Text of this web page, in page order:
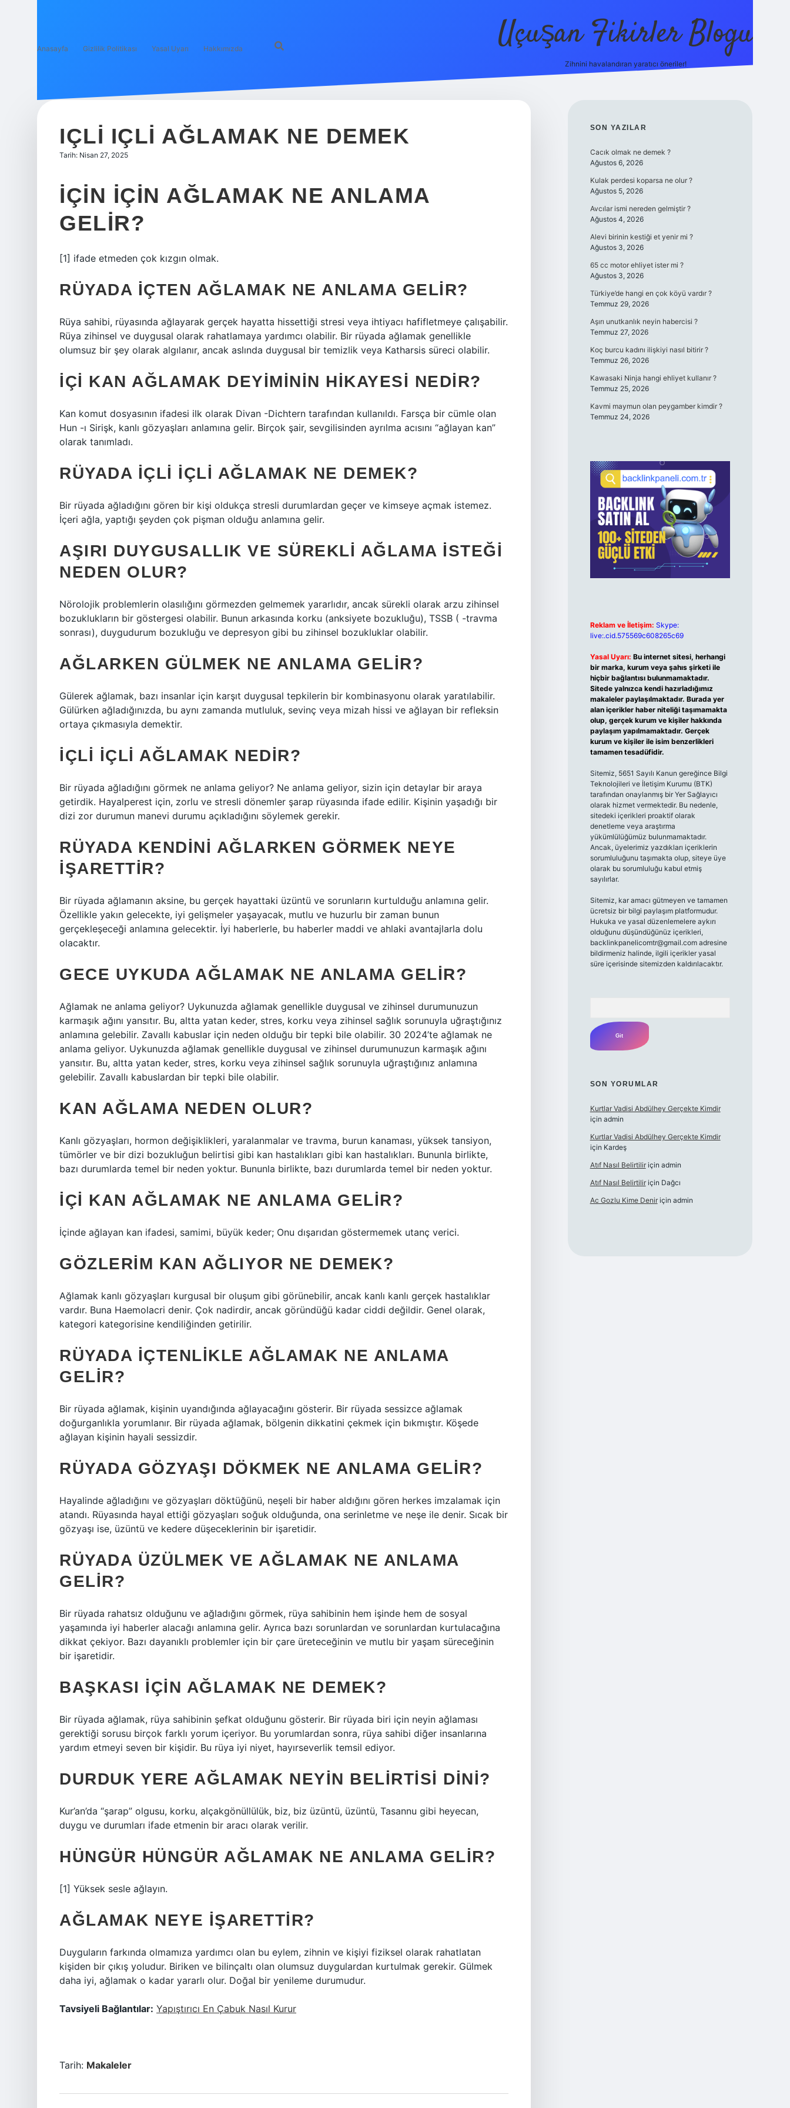
Anasayfa Gizlilik Politikası Yasal Uyarı Hakkımızda Uçuşan Fikirler Blogu
Zihnini havalandıran yaratıcı öneriler!
IÇLI IÇLI AĞLAMAK NE DEMEK
Tarih: Nisan 27, 2025
İÇIN IÇIN AĞLAMAK NE ANLAMA
GELIR?
[1] ifade etmeden çok kızgın olmak.
RÜYADA IÇTEN AĞLAMAK NE ANLAMA GELIR?
Rüya sahibi, rüyasında ağlayarak gerçek hayatta hissettiği stresi veya ihtiyacı hafifletmeye çalışabilir.
Rüya zihinsel ve duygusal olarak rahatlamaya yardımcı olabilir. Bir rüyada ağlamak genellikle
olumsuz bir şey olarak algılanır, ancak aslında duygusal bir temizlik veya Katharsis süreci olabilir.
İÇI KAN AĞLAMAK DEYIMININ HIKAYESI NEDIR?
Kan komut dosyasının ifadesi ilk olarak Divan -Dichtern tarafından kullanıldı. Farsça bir cümle olan
Hun -ı Sirişk, kanlı gözyaşları anlamına gelir. Birçok şair, sevgilisinden ayrılma acısını “ağlayan kan”
olarak tanımladı.
RÜYADA IÇLI IÇLI AĞLAMAK NE DEMEK?
Bir rüyada ağladığını gören bir kişi oldukça stresli durumlardan geçer ve kimseye açmak istemez.
İçeri ağla, yaptığı şeyden çok pişman olduğu anlamına gelir.
AŞIRI DUYGUSALLIK VE SÜREKLI AĞLAMA ISTEĞI
NEDEN OLUR?
Nörolojik problemlerin olasılığını görmezden gelmemek yararlıdır, ancak sürekli olarak arzu zihinsel
bozuklukların bir göstergesi olabilir. Bunun arkasında korku (anksiyete bozukluğu), TSSB ( -travma
sonrası), duygudurum bozukluğu ve depresyon gibi bu zihinsel bozukluklar olabilir.
AĞLARKEN GÜLMEK NE ANLAMA GELIR?
Gülerek ağlamak, bazı insanlar için karşıt duygusal tepkilerin bir kombinasyonu olarak yaratılabilir.
Gülürken ağladığınızda, bu aynı zamanda mutluluk, sevinç veya mizah hissi ve ağlayan bir refleksin
ortaya çıkmasıyla demektir.
İÇLI IÇLI AĞLAMAK NEDIR?
Bir rüyada ağladığını görmek ne anlama geliyor? Ne anlama geliyor, sizin için detaylar bir araya
getirdik. Hayalperest için, zorlu ve stresli dönemler şarap rüyasında ifade edilir. Kişinin yaşadığı bir
dizi zor durumun manevi durumu açıkladığını söylemek gerekir.
RÜYADA KENDINI AĞLARKEN GÖRMEK NEYE
IŞARETTIR?
Bir rüyada ağlamanın aksine, bu gerçek hayattaki üzüntü ve sorunların kurtulduğu anlamına gelir.
Özellikle yakın gelecekte, iyi gelişmeler yaşayacak, mutlu ve huzurlu bir zaman bunun
gerçekleşeceği anlamına gelecektir. İyi haberlerle, bu haberler maddi ve ahlaki avantajlarla dolu
olacaktır.
GECE UYKUDA AĞLAMAK NE ANLAMA GELIR?
Ağlamak ne anlama geliyor? Uykunuzda ağlamak genellikle duygusal ve zihinsel durumunuzun
karmaşık ağını yansıtır. Bu, altta yatan keder, stres, korku veya zihinsel sağlık sorunuyla uğraştığınız
anlamına gelebilir. Zavallı kabuslar için neden olduğu bir tepki bile olabilir. 30 2024’te ağlamak ne
anlama geliyor. Uykunuzda ağlamak genellikle duygusal ve zihinsel durumunuzun karmaşık ağını
yansıtır. Bu, altta yatan keder, stres, korku veya zihinsel sağlık sorunuyla uğraştığınız anlamına
gelebilir. Zavallı kabuslardan bir tepki bile olabilir.
KAN AĞLAMA NEDEN OLUR?
Kanlı gözyaşları, hormon değişiklikleri, yaralanmalar ve travma, burun kanaması, yüksek tansiyon,
tümörler ve bir dizi bozukluğun belirtisi gibi kan hastalıkları gibi kan hastalıkları. Bununla birlikte,
bazı durumlarda temel bir neden yoktur. Bununla birlikte, bazı durumlarda temel bir neden yoktur.
İÇI KAN AĞLAMAK NE ANLAMA GELIR?
İçinde ağlayan kan ifadesi, samimi, büyük keder; Onu dışarıdan göstermemek utanç verici.
GÖZLERIM KAN AĞLIYOR NE DEMEK?
Ağlamak kanlı gözyaşları kurgusal bir oluşum gibi görünebilir, ancak kanlı kanlı gerçek hastalıklar
vardır. Buna Haemolacri denir. Çok nadirdir, ancak göründüğü kadar ciddi değildir. Genel olarak,
kategori kategorisine kendiliğinden getirilir.
RÜYADA IÇTENLIKLE AĞLAMAK NE ANLAMA
GELIR?
Bir rüyada ağlamak, kişinin uyandığında ağlayacağını gösterir. Bir rüyada sessizce ağlamak
doğurganlıkla yorumlanır. Bir rüyada ağlamak, bölgenin dikkatini çekmek için bıkmıştır. Köşede
ağlayan kişinin hayali sessizdir.
RÜYADA GÖZYAŞI DÖKMEK NE ANLAMA GELIR?
Hayalinde ağladığını ve gözyaşları döktüğünü, neşeli bir haber aldığını gören herkes imzalamak için
atandı. Rüyasında hayal ettiği gözyaşları soğuk olduğunda, ona serinletme ve neşe ile denir. Sıcak bir
gözyaşı ise, üzüntü ve kedere düşeceklerinin bir işaretidir.
RÜYADA ÜZÜLMEK VE AĞLAMAK NE ANLAMA
GELIR?
Bir rüyada rahatsız olduğunu ve ağladığını görmek, rüya sahibinin hem işinde hem de sosyal
yaşamında iyi haberler alacağı anlamına gelir. Ayrıca bazı sorunlardan ve sorunlardan kurtulacağına
dikkat çekiyor. Bazı dayanıklı problemler için bir çare üreteceğinin ve mutlu bir yaşam süreceğinin
bir işaretidir.
BAŞKASI IÇIN AĞLAMAK NE DEMEK?
Bir rüyada ağlamak, rüya sahibinin şefkat olduğunu gösterir. Bir rüyada biri için neyin ağlaması
gerektiği sorusu birçok farklı yorum içeriyor. Bu yorumlardan sonra, rüya sahibi diğer insanlarına
yardım etmeyi seven bir kişidir. Bu rüya iyi niyet, hayırseverlik temsil ediyor.
DURDUK YERE AĞLAMAK NEYIN BELIRTISI DINI?
Kur’an’da “şarap” olgusu, korku, alçakgönüllülük, biz, biz üzüntü, üzüntü, Tasannu gibi heyecan,
duygu ve durumları ifade etmenin bir aracı olarak verilir.
HÜNGÜR HÜNGÜR AĞLAMAK NE ANLAMA GELIR?
[1] Yüksek sesle ağlayın.
AĞLAMAK NEYE IŞARETTIR?
Duyguların farkında olmamıza yardımcı olan bu eylem, zihnin ve kişiyi fiziksel olarak rahatlatan
kişiden bir çıkış yoludur. Biriken ve bilinçaltı olan olumsuz duygulardan kurtulmak gerekir. Gülmek
daha iyi, ağlamak o kadar yararlı olur. Doğal bir yenileme durumudur.
Tavsiyeli Bağlantılar: Yapıştırıcı En Çabuk Nasıl Kurur
Tarih: Makaleler
SIDEBAR
SON YAZILAR
Cacık olmak ne demek ?
Ağustos 6, 2026
Kulak perdesi koparsa ne olur ?
Ağustos 5, 2026
Avcılar ismi nereden gelmiştir ?
Ağustos 4, 2026
Alevi birinin kestiği et yenir mi ?
Ağustos 3, 2026
65 cc motor ehliyet ister mi ?
Ağustos 3, 2026
Türkiye’de hangi en çok köyü vardır ?
Temmuz 29, 2026
Aşırı unutkanlık neyin habercisi ?
Temmuz 27, 2026
Koç burcu kadını ilişkiyi nasıl bitirir ?
Temmuz 26, 2026
Kawasaki Ninja hangi ehliyet kullanır ?
Temmuz 25, 2026
Kavmi maymun olan peygamber kimdir ?
Temmuz 24, 2026
Reklam ve İletişim: Skype:
live:.cid.575569c608265c69
Yasal Uyarı: Bu internet sitesi, herhangi
bir marka, kurum veya şahıs şirketi ile
hiçbir bağlantısı bulunmamaktadır.
Sitede yalnızca kendi hazırladığımız
makaleler paylaşılmaktadır. Burada yer
alan içerikler haber niteliği taşımamakta
olup, gerçek kurum ve kişiler hakkında
paylaşım yapılmamaktadır. Gerçek
kurum ve kişiler ile isim benzerlikleri
tamamen tesadüfidir.
Sitemiz, 5651 Sayılı Kanun gereğince Bilgi
Teknolojileri ve İletişim Kurumu (BTK)
tarafından onaylanmış bir Yer Sağlayıcı
olarak hizmet vermektedir. Bu nedenle,
sitedeki içerikleri proaktif olarak
denetleme veya araştırma
yükümlülüğümüz bulunmamaktadır.
Ancak, üyelerimiz yazdıkları içeriklerin
sorumluluğunu taşımakta olup, siteye üye
olarak bu sorumluluğu kabul etmiş
sayılırlar.
Sitemiz, kar amacı gütmeyen ve tamamen
ücretsiz bir bilgi paylaşım platformudur.
Hukuka ve yasal düzenlemelere aykırı
olduğunu düşündüğünüz içerikleri,
backlinkpanelicomtr@gmail.comadresine
bildirmeniz halinde, ilgili içerikler yasal
süre içerisinde sitemizden kaldırılacaktır.
SON YORUMLAR
Kurtlar Vadisi Abdülhey Gerçekte Kimdir
için admin
Kurtlar Vadisi Abdülhey Gerçekte Kimdir
için Kardeş
Atıf Nasıl Belirtiliriçin admin
Atıf Nasıl Belirtiliriçin Dağcı
Ac Gozlu Kime Deniriçin admin